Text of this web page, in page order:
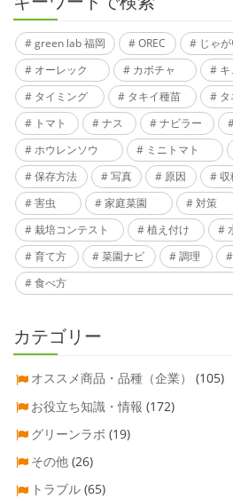
green lab 福岡 OREC じゃ
オーレック
カボチャ キ
タイミング
タキイ種苗
トマト
ナス ナビラー
ホウレンソウ
ミニトマト
保存方法
写真 原因 収
害虫
家庭菜園 対策
栽培コンテスト
植え付け
育て方
菜園ナビ 調理
食べ方
カテゴリー
オススメ商品・品種（企業）
(105)
お役立ち知識・情報 (172)
グリーンラボ (19)
その他 (26)
トラブル (65)